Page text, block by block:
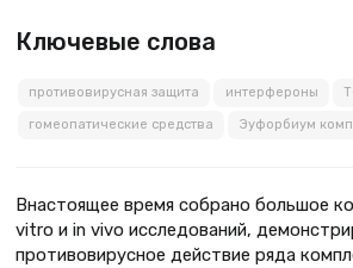
Ключевые слова
противовирусная защита интерфероны
гомеопатические средства Эуфорбиум
Внастоящее время собрано большое
vitro и in vivo исследований,
противовирусное действие ряда